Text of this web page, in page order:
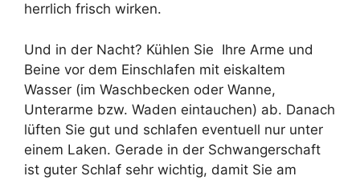
herrlich frisch wirken.
Und in der Nacht? Kühlen Sie Ihre Arme und
Beine vor dem Einschlafen mit eiskaltem
Wasser (im Waschbecken oder Wanne,
Unterarme bzw. Waden eintauchen) ab. Danach
lüften Sie gut und schlafen eventuell nur unter
einem Laken. Gerade in der Schwangerschaft
ist guter Schlaf sehr wichtig, damit Sie am